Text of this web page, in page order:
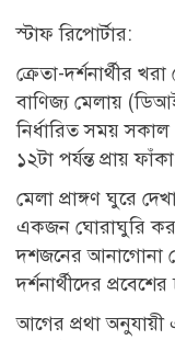
স্টাফ রিপোর্টার:
ক্রেতা-দর্শনার্থীর
বাণিজ্য মেলায়
নির্ধারিত সময়
১২টা পর্যন্ত প্রায়
মেলা প্রাঙ্গণ ঘুরে
একজন ঘোরাঘুরি
দশজনের আনাগোনা
দর্শনার্থীদের
আগের প্রথা অনুযায়ী